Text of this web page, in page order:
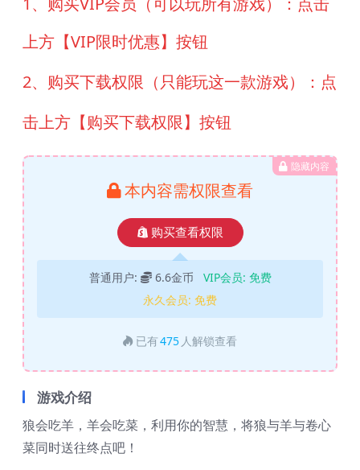
上方【VIP限时优惠】按钮
2、购买下载权限（只能玩这一款游戏）：点
击上方【购买下载权限】按钮
隐藏内容
本内容需权限查看
购买查看权限
普通用户: 6.6金币 VIP会员: 免费
永久会员: 免费
已有475 人解锁查看
游戏介绍
狼会吃羊，羊会吃菜，利用你的智慧，将狼与羊与卷心
菜同时送往终点吧！